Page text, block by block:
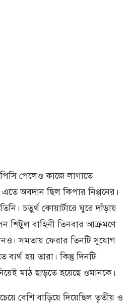
পেলেও কাজে লাগাতে
অবদান ছিল কিপার নিপ্পনের।
চতুর্থ কোয়ার্টারে ঘুরে দাঁড়ায়
শিটুল বাহিনী তিনবার আক্রমণে
সমতায় ফেরার তিনটি সুযোগ
হয় তারা। কিন্তু দিনটি
মাঠ ছাড়তে হয়েছে ওমানকে।
বেশি বাড়িয়ে দিয়েছিল তৃতীয় ও